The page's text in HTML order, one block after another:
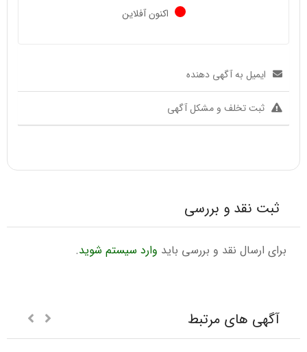
اکنون آفلاین
ایمیل به آگهی دهنده
ثبت تخلف و مشکل آگهی
ثبت نقد و بررسی
برای ارسال نقد و بررسی باید وارد سیستم شوید.
آگهی های مرتبط